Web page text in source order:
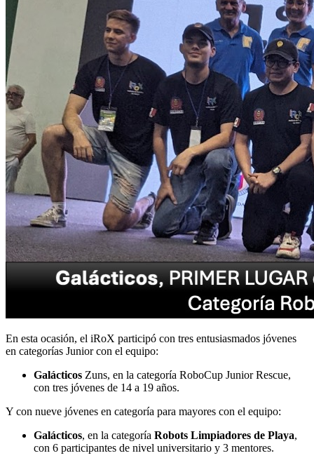
En esta ocasión, el iRoX participó con tres entusiasmados jóvenes
en categorías Junior con el equipo:
Galácticos Zuns, en la categoría RoboCup Junior Rescue,
con tres jóvenes de 14 a 19 años.
Y con nueve jóvenes en categoría para mayores con el equipo:
Galácticos, en la categoría Robots Limpiadores de Playa,
con 6 participantes de nivel universitario y 3 mentores.